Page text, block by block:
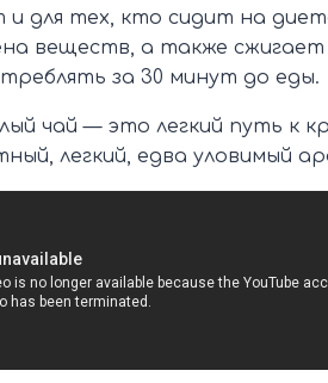
и для тех, кто сидит на
веществ, а также
за 30 минут до еды.
чай — это легкий путь к
легкий, едва уловимый